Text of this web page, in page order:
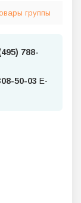
группы
788-
50-03 E-